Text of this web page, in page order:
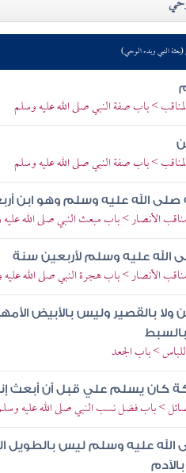
النبي وبدء الوحي)
> باب صفة النبي صلى الله عليه وسلم
> باب صفة النبي صلى الله عليه وسلم
صلى الله عليه وسلم وهو ابن
الأنصار > باب مبعث النبي صلى الله
الله عليه وسلم لأربعين سنة
الأنصار > باب هجرة النبي صلى الله عليه
ولا بالقصير وليس بالأبيض
> باب الجعد
كان يسلم علي قبل أن أبعث
> باب فضل نسب النبي صلى الله عليه وسلم
الله عليه وسلم ليس بالطويل